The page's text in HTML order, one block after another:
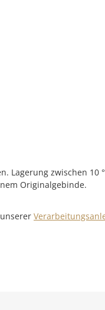
Lagerung zwischen 10
Originalgebinde.